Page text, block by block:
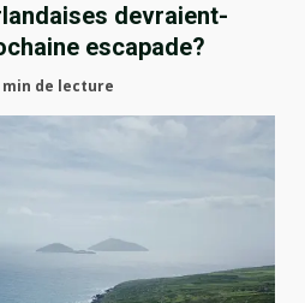
devraient-
escapade?
min de lecture